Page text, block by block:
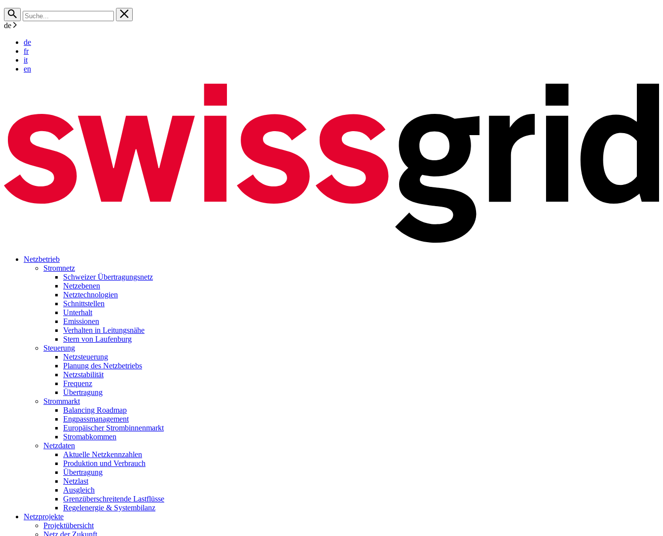
de
de
fr
it
en
Netzbetrieb
Stromnetz
Schweizer Übertragungsnetz
Netzebenen
Netztechnologien
Schnittstellen
Unterhalt
Emissionen
Verhalten in Leitungsnähe
Stern von Laufenburg
Steuerung
Netzsteuerung
Planung des Netzbetriebs
Netzstabilität
Frequenz
Übertragung
Strommarkt
Balancing Roadmap
Engpassmanagement
Europäischer Strombinnenmarkt
Stromabkommen
Netzdaten
Aktuelle Netzkennzahlen
Produktion und Verbrauch
Übertragung
Netzlast
Ausgleich
Grenzüberschreitende Lastflüsse
Regelenergie & Systembilanz
Netzprojekte
Projektübersicht